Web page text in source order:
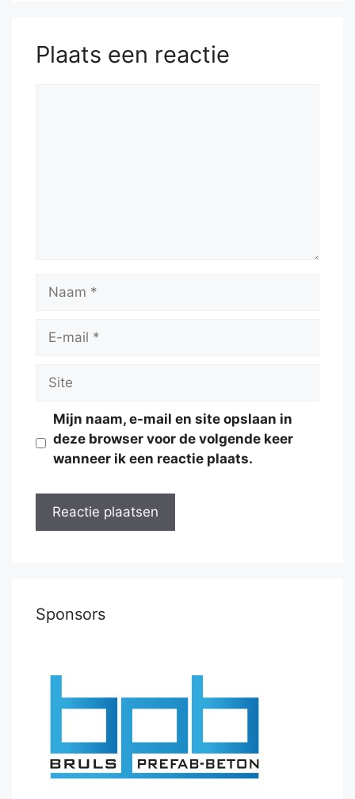
Plaats een reactie
Naam
Site
Mijn naam, e-mail en site opslaan in
deze browser voor de volgende keer
wanneer ik een reactie plaats.
Sponsors